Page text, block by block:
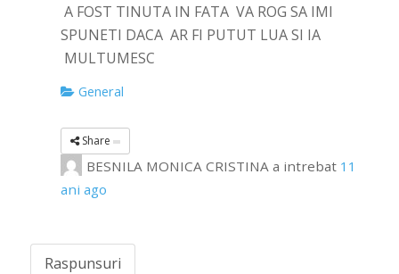
A FOST TINUTA IN FATA VA ROG SA IMI
SPUNETI DACA AR FI PUTUT LUA SI IA
MULTUMESC
General
Share
BESNILA MONICA CRISTINA a intrebat 11
ani ago
Raspunsuri